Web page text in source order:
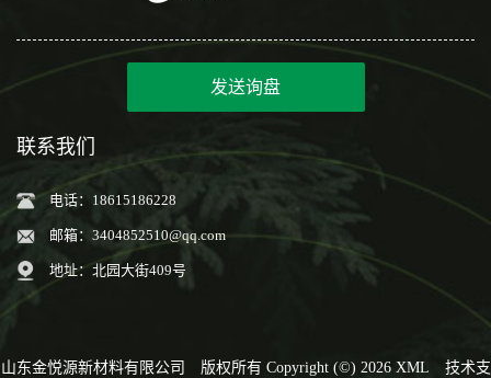
发送询盘
联系我们
电话：18615186228
邮箱： 3404852510@qq.com
地址：北园大街409号
山东金悦源新材料有限公司 版权所有 Copyright (©) 2026 XML 技术支